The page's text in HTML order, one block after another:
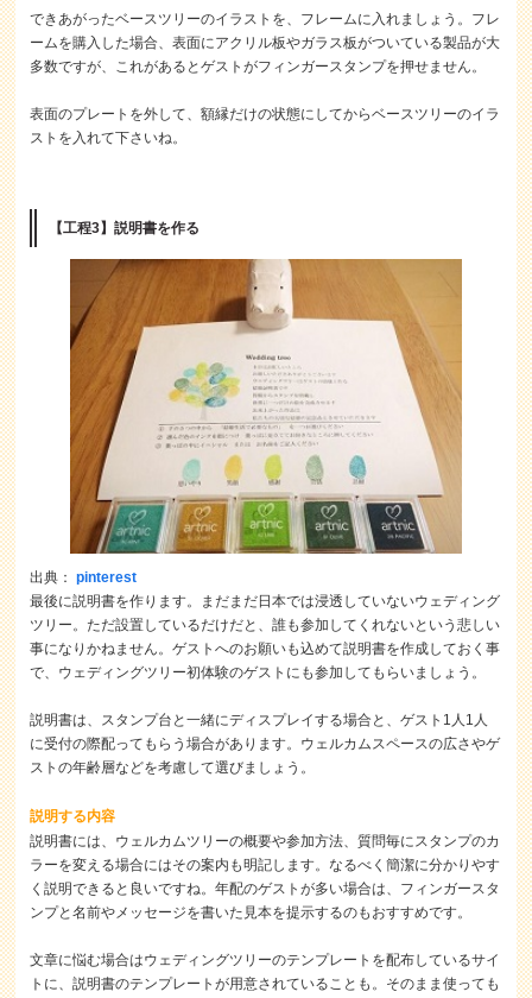
できあがったベースツリーのイラストを、フレームに入れましょう。フレ
ームを購入した場合、表面にアクリル板やガラス板がついている製品が大
多数ですが、これがあるとゲストがフィンガースタンプを押せません。
表面のプレートを外して、額縁だけの状態にしてからベースツリーのイラ
ストを入れて下さいね。
【工程3】説明書を作る
出典：pinterest
最後に説明書を作ります。まだまだ日本では浸透していないウェディング
ツリー。ただ設置しているだけだと、誰も参加してくれないという悲しい
事になりかねません。ゲストへのお願いも込めて説明書を作成しておく事
で、ウェディングツリー初体験のゲストにも参加してもらいましょう。
説明書は、スタンプ台と一緒にディスプレイする場合と、ゲスト1人1人
に受付の際配ってもらう場合があります。ウェルカムスペースの広さやゲ
ストの年齢層などを考慮して選びましょう。
説明する内容
説明書には、ウェルカムツリーの概要や参加方法、質問毎にスタンプのカ
ラーを変える場合にはその案内も明記します。なるべく簡潔に分かりやす
く説明できると良いですね。年配のゲストが多い場合は、フィンガースタ
ンプと名前やメッセージを書いた見本を提示するのもおすすめです。
文章に悩む場合はウェディングツリーのテンプレートを配布しているサイ
トに、説明書のテンプレートが用意されていることも。そのまま使っても